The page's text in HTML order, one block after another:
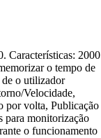
Características: 2000
o tempo de
de o utilizador
Velocidade,
por volta, Publicação
para monitorização
o funcionamento